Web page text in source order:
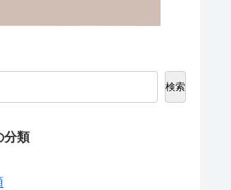
検索
分類